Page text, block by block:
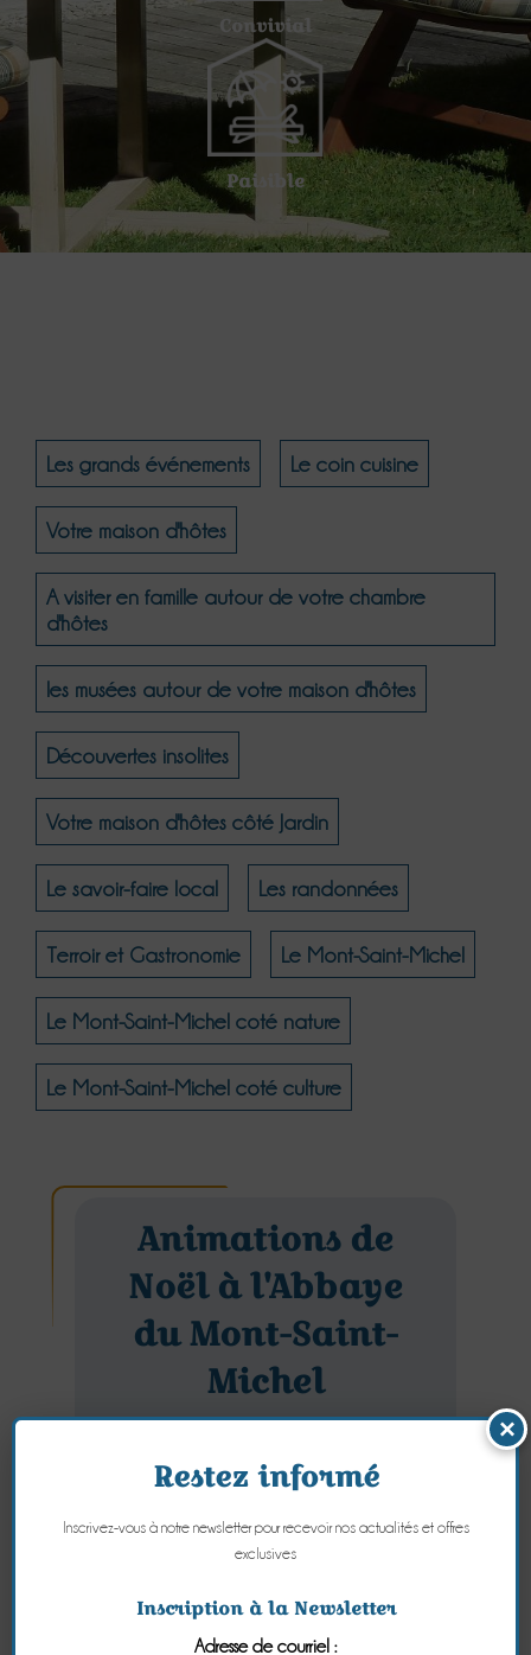
Convivial
Paisible
Les grands événements Le coin cuisine
Votre maison d'hôtes
A visiter en famille autour de votre chambre
d'hôtes
les musées autour de votre maison d'hôtes
Découvertes insolites
Votre maison d'hôtes côté Jardin
Le savoir-faire local Les randonnées
Terroir et Gastronomie Le Mont-Saint-Michel
Le Mont-Saint-Michel coté nature
Le Mont-Saint-Michel coté culture
Animations de
Noël à l'Abbaye
du Mont-Saint-
Michel
×
Restez informé
Inscrivez-vous à notre newsletter pour recevoir nos actualités et offres
exclusives
Inscription à la Newsletter
Adresse de courriel :